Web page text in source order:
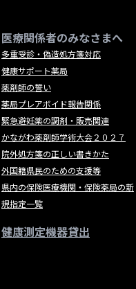
医療関係者のみなさまへ
多重受診・偽造処方箋対応
健康サポート薬局
薬剤師の誓い
薬局プレアボイド報告関係
緊急避妊薬の調剤・販売関連
かながわ薬剤師学術大会２０２７
院外処方箋の正しい書きかた
外国籍県民のための支援等
県内の保険医療機関・保険薬局の新
規指定一覧
健康測定機器貸出